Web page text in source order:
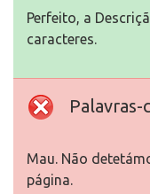
Perfeito, a
caracteres.
Palavras-
Mau. Não
página.